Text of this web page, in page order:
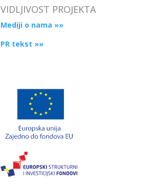
VIDLJIVOST PROJEKTA
Mediji o nama »»
PR tekst »»